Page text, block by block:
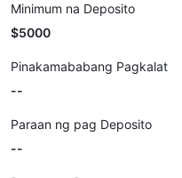
Minimum na Deposito
$5000
Pinakamababang Pagkalat
--
Paraan ng pag Deposito
--